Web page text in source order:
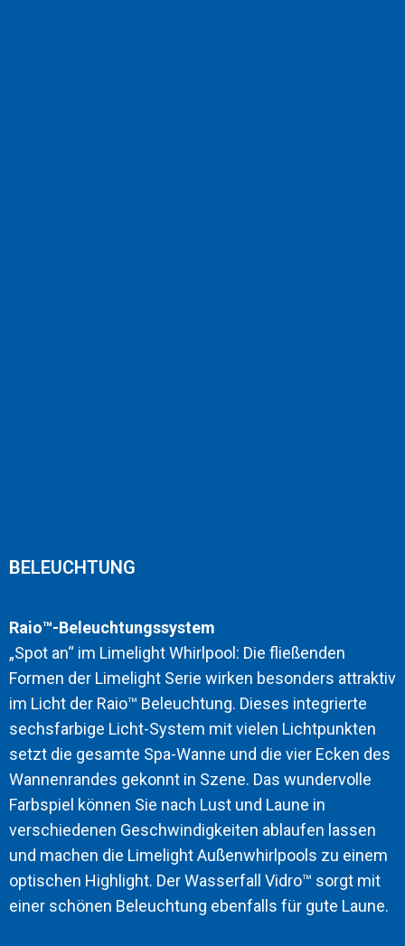
BELEUCHTUNG
Raio™-Beleuchtungssystem
„Spot an“ im Limelight Whirlpool: Die fließenden
Formen der Limelight Serie wirken besonders attraktiv
im Licht der Raio™ Beleuchtung. Dieses integrierte
sechsfarbige Licht-System mit vielen Lichtpunkten
setzt die gesamte Spa-Wanne und die vier Ecken des
Wannenrandes gekonnt in Szene. Das wundervolle
Farbspiel können Sie nach Lust und Laune in
verschiedenen Geschwindigkeiten ablaufen lassen
und machen die Limelight Außenwhirlpools zu einem
optischen Highlight. Der Wasserfall Vidro™ sorgt mit
einer schönen Beleuchtung ebenfalls für gute Laune.